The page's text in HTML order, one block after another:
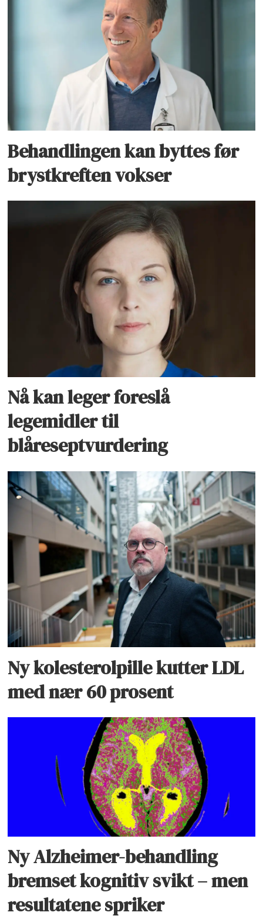
Behandlingen kan byttes før
brystkreften vokser
Nå kan leger foreslå
legemidler til
blåreseptvurdering
Ny kolesterolpille kutter LDL
med nær 60 prosent
Ny Alzheimer-behandling
bremset kognitiv svikt – men
resultatene spriker